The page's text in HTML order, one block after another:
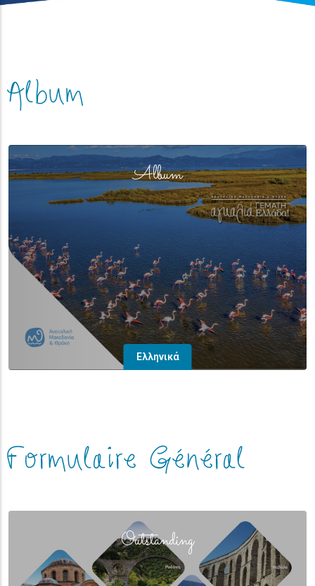
Album
Ελληνικά
Album
(overlay)
Formulaire Général
Outstanding